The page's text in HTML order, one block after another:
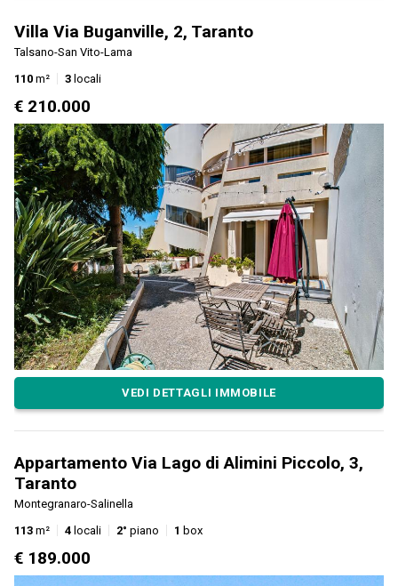
Villa Via Buganville, 2, Taranto
Talsano-San Vito-Lama
110 m² 3 locali
€ 210.000
VEDI DETTAGLI IMMOBILE
Appartamento Via Lago di Alimini Piccolo, 3,
Taranto
Montegranaro-Salinella
113 m² 4 locali 2° piano 1 box
€ 189.000